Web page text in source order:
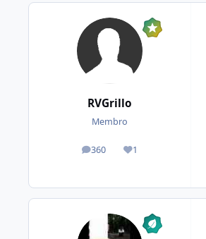
RVGrillo
Membro
360
posts 1
Reputação